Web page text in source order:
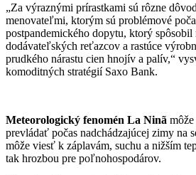
„Za výraznými prírastkami sú rôzne
menovateľmi, ktorým sú problémové
postpandemického dopytu, ktorý spôsobil
dodávateľských reťazcov a rastúce
prudkého nárastu cien hnojív a palív,“
komoditných stratégií Saxo Bank.
Meteorologický fenomén La Ninã
prevládať počas nadchádzajúcej zimy na
môže viesť k záplavám, suchu a nižším
tak hrozbou pre poľnohospodárov.